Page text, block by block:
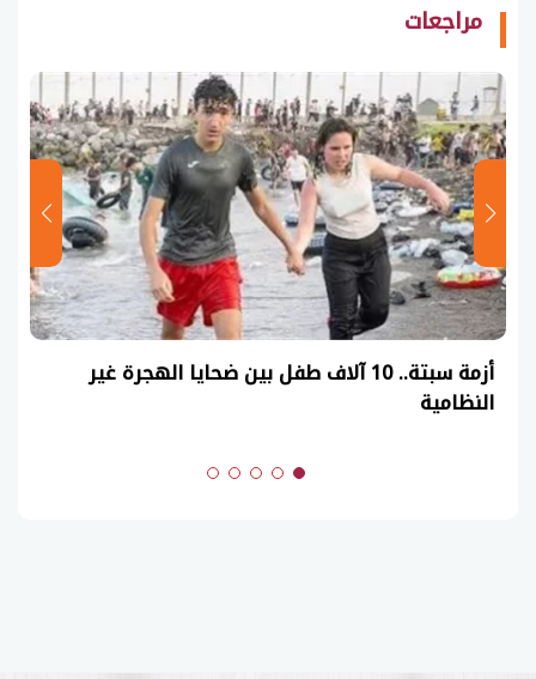
مراجعات
أزمة سبتة.. 10 آلاف طفل بين ضحايا الهجرة غير
النظامية